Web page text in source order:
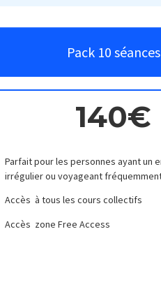
Pack 10 séances
140€
Parfait pour les personnes ayant un
irrégulier ou voyageant
Accès à tous les cours collectifs
Accès zone Free Access